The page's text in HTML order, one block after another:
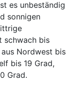
es unbeständig
sonnigen
schwach bis
Nordwest bis
bis 19 Grad,
Grad.